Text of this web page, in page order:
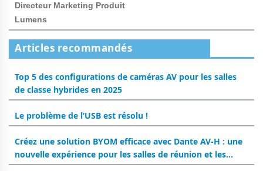
Directeur Marketing Produit
Lumens
Articles recommandés
Top 5 des configurations de caméras AV pour les salles
de classe hybrides en 2025
Le problème de l’USB est résolu !
Créez une solution BYOM efficace avec Dante AV-H : une
nouvelle expérience pour les salles de réunion et les
salles de classe